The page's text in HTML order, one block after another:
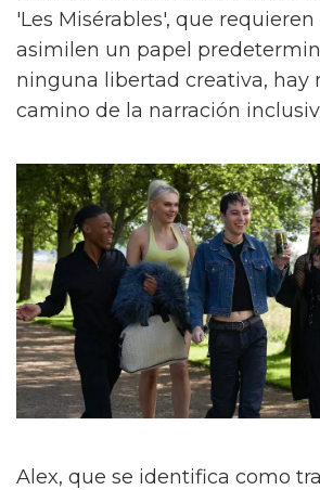
'Les Misérables', que
asimilen un papel
ninguna libertad creativa, hay
camino de la narración
Alex, que se identifica como